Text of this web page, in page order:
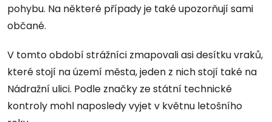
pohybu. Na některé případy je také upozorňují sami
občané.
V tomto období strážníci zmapovali asi desítku vraků,
které stojí na území města, jeden z nich stojí také na
Nádražní ulici. Podle značky ze státní technické
kontroly mohl naposledy vyjet v květnu letošního